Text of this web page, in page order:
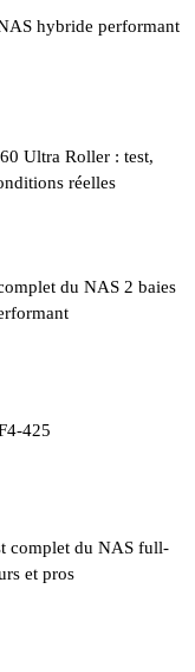
hybride performant
Ultra Roller : test,
réelles
du NAS 2 baies
425
complet du NAS full-
et pros